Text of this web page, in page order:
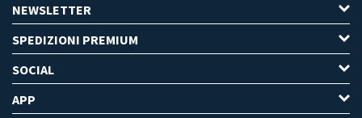
NEWSLETTER
SPEDIZIONI PREMIUM
SOCIAL
APP